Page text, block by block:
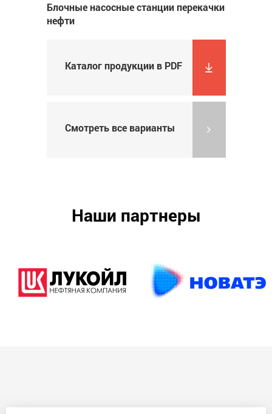
Блочные насосные станции перекачки
нефти
Каталог продукции в PDF
Смотреть все варианты
Наши партнеры